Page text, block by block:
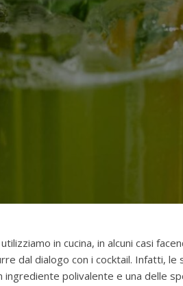
in cucina, in alcuni casi
dal dialogo con i cocktail. Infatti,
polivalente e una delle